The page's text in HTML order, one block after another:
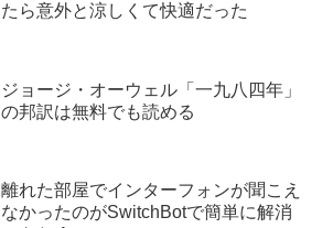
たら意外と涼しくて快適だった
ジョージ・オーウェル「一九八四年」
の邦訳は無料でも読める
離れた部屋でインターフォンが聞こえ
なかったのがSwitchBotで簡単に解消